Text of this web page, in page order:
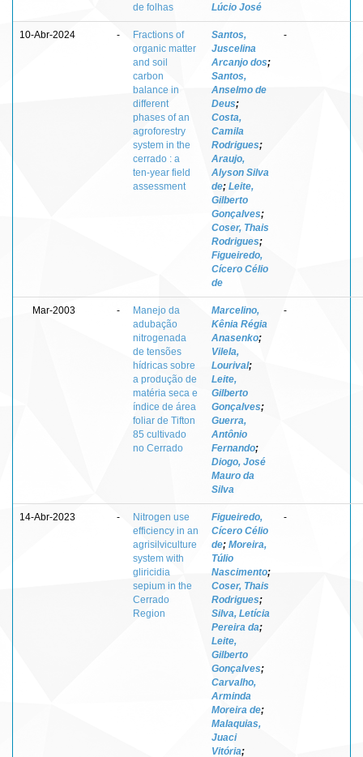
de folhas
Lúcio José
10-Abr-2024 -
Fractions of
organic matter
and soil
carbon
balance in
different
phases of an
agroforestry
system in the
cerrado : a
ten-year field
assessment
Santos,
Juscelina
Arcanjo dos;
Santos,
Anselmo de
Deus;
Costa,
Camila
Rodrigues;
Araujo,
Alyson Silva
de; Leite,
Gilberto
Gonçalves;
Coser, Thais
Rodrigues;
Figueiredo,
Cícero Célio
de
-
Mar-2003 -
Manejo da
adubação
nitrogenada
de tensões
hídricas sobre
a produção de
matéria seca e
índice de área
foliar de Tifton
85 cultivado
no Cerrado
Marcelino,
Kênia Régia
Anasenko;
Vilela,
Lourival;
Leite,
Gilberto
Gonçalves;
Guerra,
Antônio
Fernando;
Diogo, José
Mauro da
Silva
-
14-Abr-2023 -
Nitrogen use
efficiency in an
agrisilviculture
system with
gliricidia
sepium in the
Cerrado
Region
Figueiredo,
Cícero Célio
de; Moreira,
Túlio
Nascimento;
Coser, Thais
Rodrigues;
Silva, Letícia
Pereira da;
Leite,
Gilberto
Gonçalves;
Carvalho,
Arminda
Moreira de;
Malaquias,
Juaci
Vitória;
-